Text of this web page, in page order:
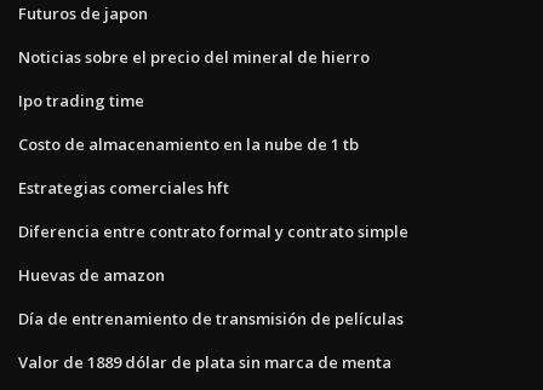
Futuros de japon
Noticias sobre el precio del mineral de hierro
Ipo trading time
Costo de almacenamiento en la nube de 1 tb
Estrategias comerciales hft
Diferencia entre contrato formal y contrato simple
Huevas de amazon
Día de entrenamiento de transmisión de películas
Valor de 1889 dólar de plata sin marca de menta